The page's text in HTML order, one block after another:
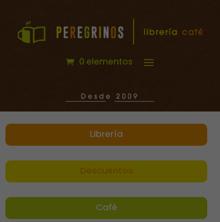
0 elementos
Librería
Descuentos
Café